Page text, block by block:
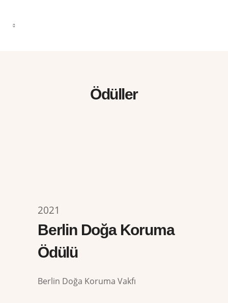
Ödüller
2021
Berlin Doğa Koruma
Ödülü
Berlin Doğa Koruma Vakfı